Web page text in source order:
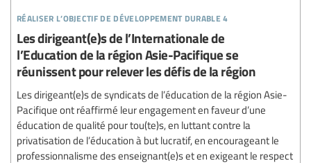
réaliser l’objectif de développement durable 4
Les dirigeant(e)s de l’Internationale de
l’Education de la région Asie-Pacifique se
réunissent pour relever les défis de la région
Les dirigeant(e)s de syndicats de l’éducation de la région Asie-
Pacifique ont réaffirmé leur engagement en faveur d’une
éducation de qualité pour tou(te)s, en luttant contre la
privatisation de l’éducation à but lucratif, en encourageant le
professionnalisme des enseignant(e)s et en exigeant le respect